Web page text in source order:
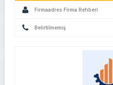
Firmaadres Firma Rehberi
Belirtilmemiş